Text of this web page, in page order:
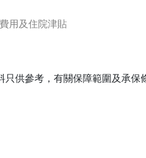
用及住院津貼
只供參考，有關保障範圍及承保